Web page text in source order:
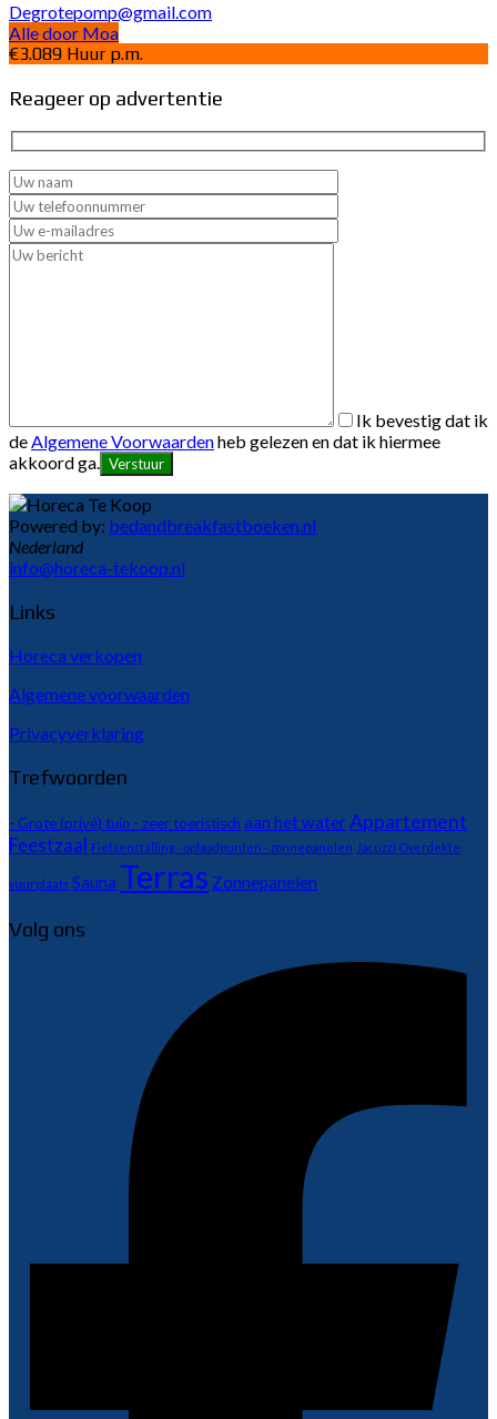
Degrotepomp@gmail.com
Alle door Moa
€3.089 Huur p.m.
Reageer op advertentie
Ik bevestig dat ik
deAlgemene Voorwaardenheb gelezen en dat ik hiermee
akkoord ga.
Powered by: bedandbreakfastboeken.nl
Nederland
info@horeca-tekoop.nl
Links
Horeca verkopen
Algemene voorwaarden
Privacyverklaring
Trefwoorden
- Grote (privé) tuin - zeer toeristisch aan het waterAppartement
Feestzaal Fietsenstalling - oplaadpunten - zonnepanelen Jacuzzi Overdekte
vuurplaats Sauna Terras Zonnepanelen
Volg ons